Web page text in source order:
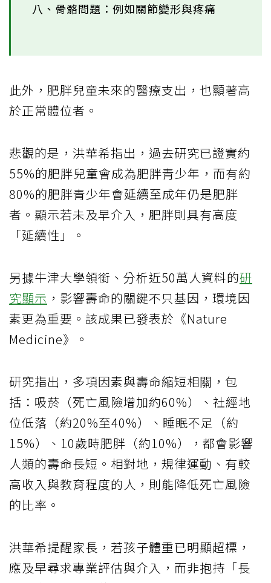
八、骨骼問題：例如關節變形與疼痛
此外，肥胖兒童未來的醫療支出，也顯著高
於正常體位者。
悲觀的是，洪華希指出，過去研究已證實約
55%的肥胖兒童會成為肥胖青少年，而有約
80%的肥胖青少年會延續至成年仍是肥胖
者。顯示若未及早介入，肥胖則具有高度
「延續性」。
另據牛津大學領銜、分析近50萬人資料的研
究顯示 ，影響壽命的關鍵不只基因，環境因
素更為重要。該成果已發表於《Nature
Medicine》。
研究指出，多項因素與壽命縮短相關，包
括：吸菸（死亡風險增加約60%）、社經地
位低落（約20%至40%）、睡眠不足（約
15%）、10歲時肥胖（約10%），都會影響
人類的壽命長短。相對地，規律運動、有較
高收入與教育程度的人，則能降低死亡風險
的比率。
洪華希提醒家長，若孩子體重已明顯超標，
應及早尋求專業評估與介入，而非抱持「長